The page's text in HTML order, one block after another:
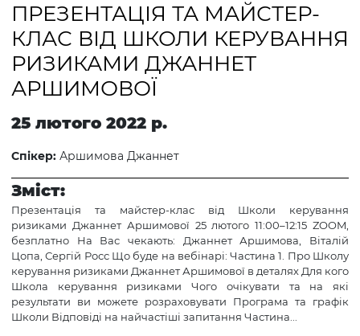
ПРЕЗЕНТАЦІЯ ТА МАЙСТЕР-
КЛАС ВІД ШКОЛИ КЕРУВАННЯ
РИЗИКАМИ ДЖАННЕТ
АРШИМОВОЇ
25 лютого 2022 р.
Спікер: Аршимова Джаннет
Зміст:
Презентація та майстер-клас від Школи керування
ризиками Джаннет Аршимової 25 лютого 11:00–12:15 ZOOM,
безплатно На Вас чекають: Джаннет Аршимова, Віталій
Цопа, Сергій Росс Що буде на вебінарі: Частина 1. Про Школу
керування ризиками Джаннет Аршимової в деталях Для кого
Школа керування ризиками Чого очікувати та на які
результати ви можете розраховувати Програма та графік
Школи Відповіді на найчастіші запитання Частина...